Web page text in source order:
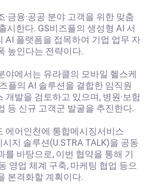
·금융·공공 분야 고객을 위한 맞춤
시한다. GS비즈플의 생성형 AI 서
AI 플랫폼을 접목하여 기업 업무 자
높인다는 전략이다.
야에서는 유라클의 모바일 헬스케
플의 AI 솔루션을 결합한 임직원
개발을 검토하고 있으며, 병원·보험
등 신규 고객군 발굴을 추진한다.
에어인천에 통합메시징서비스
시지 솔루션(U.STRA TALK)을 공동
를 바탕으로, 이번 협약을 통해 기
영업 체계 구축, 마케팅 협업 등으
본격화할 계획이다.